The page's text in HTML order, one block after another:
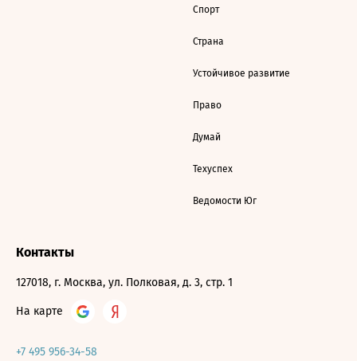
Спорт
Страна
Устойчивое развитие
Право
Думай
Техуспех
Ведомости Юг
Контакты
127018, г. Москва, ул. Полковая, д. 3, стр. 1
На карте
+7 495 956-34-58